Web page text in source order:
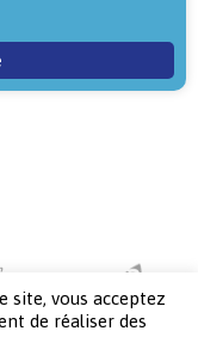
site, vous acceptez
de réaliser des